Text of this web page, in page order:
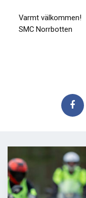
Varmt välkommen!
SMC Norrbotten